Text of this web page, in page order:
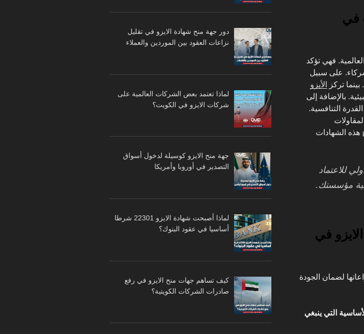
في
فهي تؤكد
على سبيل
الأيزو
بالإضافة إلى
التنافسية.
هذه الشهادات
للاعتماد
في
لضمان الجودة
التي ينبغي
دور جهة منح شهادة الايزو في تقليل
نزاعات العقود بين الموردين والعملاء
لماذا تعتمد بعض الشركات العالمية على
شركات الايزو في الكويت؟
جهة منح الايزو كوسيلة لدخول أسواق
التصدير في أوروبا وأمريكا
لماذا أصبحت شهادة الايزو 22301 شرطا
أساسيا في عقود البنوك؟
كيف تساهم جهات منح الايزو في رفع
صادرات الشركات الكويتية؟